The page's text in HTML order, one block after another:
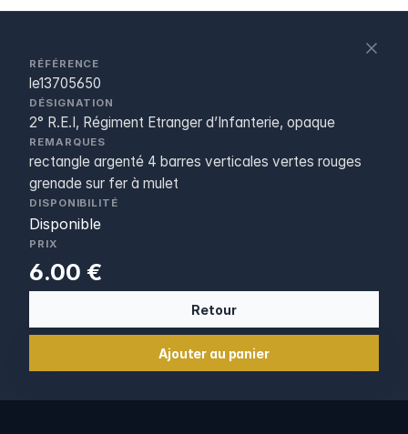
RÉFÉRENCE
le13705650
DÉSIGNATION
2° R.E.I, Régiment Etranger d’Infanterie, opaque
REMARQUES
rectangle argenté 4 barres verticales vertes rouges
grenade sur fer à mulet
DISPONIBILITÉ
Disponible
PRIX
6.00 €
Retour
Ajouter au panier